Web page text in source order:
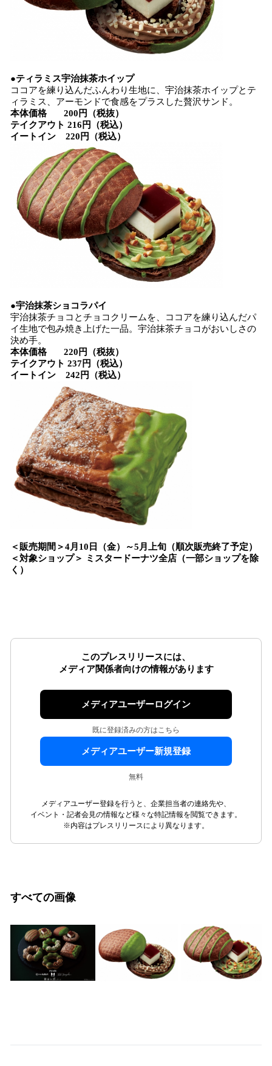
●ティラミス宇治抹茶ホイップ
ココアを練り込んだふんわり生地に、宇治抹茶ホイップとテ
ィラミス、アーモンドで食感をプラスした贅沢サンド。
本体価格 200円（税抜）
テイクアウト 216円（税込）
イートイン 220円（税込）
●宇治抹茶ショコラパイ
宇治抹茶チョコとチョコクリームを、ココアを練り込んだパ
イ生地で包み焼き上げた一品。宇治抹茶チョコがおいしさの
決め手。
本体価格 220円（税抜）
テイクアウト 237円（税込）
イートイン 242円（税込）
＜販売期間＞4月10日（金）～5月上旬（順次販売終了予定）
＜対象ショップ＞ ミスタードーナツ全店（一部ショップを除
く）
このプレスリリースには、
メディア関係者向けの情報があります
メディアユーザーログイン
既に登録済みの方はこちら
メディアユーザー新規登録
無料
メディアユーザー登録を行うと、企業担当者の連絡先や、
イベント・記者会見の情報など様々な特記情報を閲覧できます。
※内容はプレスリリースにより異なります。
すべての画像